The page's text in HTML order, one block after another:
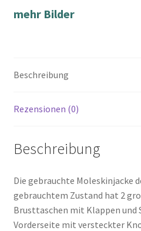
mehr Bilder
Beschreibung
Rezensionen (0)
Beschreibung
Die gebrauchte Moleskinjacke
gebrauchtem Zustand hat 2
Brusttaschen mit Klappen und
Vorderseite mit versteckter